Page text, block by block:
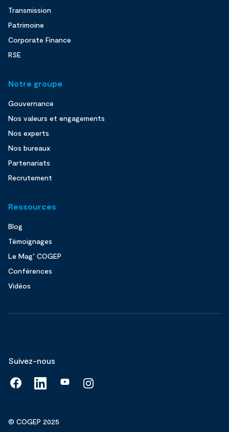
Transmission
Patrimoine
Corporate Finance
RSE
Notre groupe
Gouvernance
Nos valeurs et engagements
Nos experts
Nos bureaux
Partenariats
Recrutement
Ressources
Blog
Témoignages
Le Mag’ COGEP
Conférences
Vidéos
Suivez-nous
© COGEP 2025